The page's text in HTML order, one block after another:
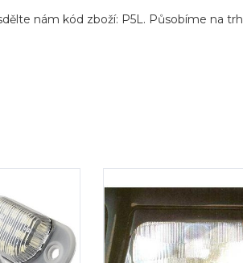
nám kód zboží: P5L. Působíme na